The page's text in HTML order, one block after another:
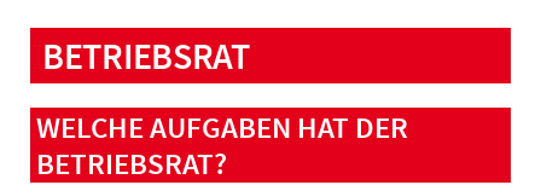
BETRIEBSRAT
WELCHE AUFGABEN HAT DER
BETRIEBSRAT?